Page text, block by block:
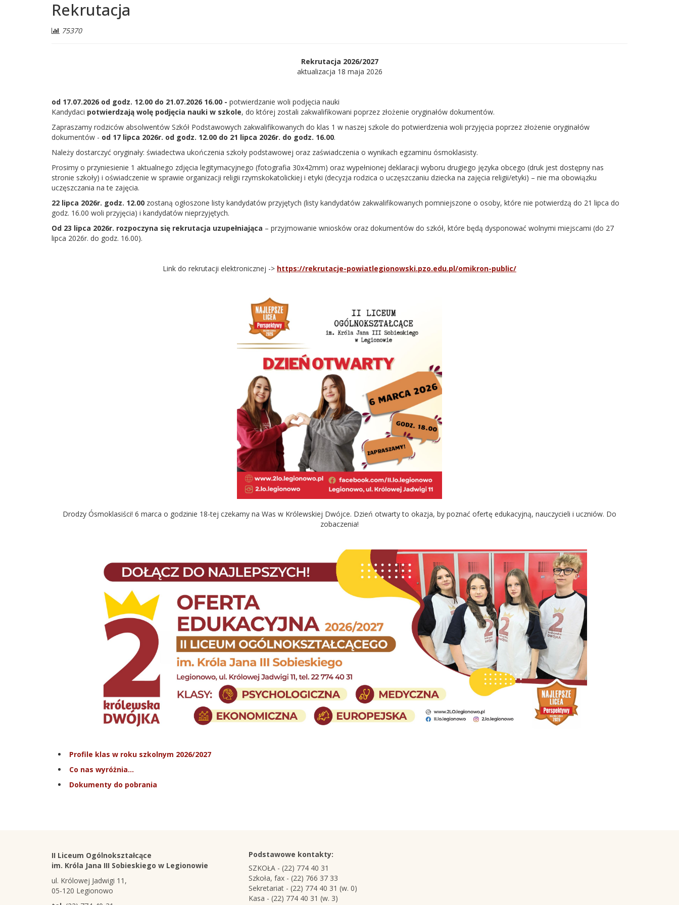
Rekrutacja
Liczba
75370
Rekrutacja 2026/2027
aktualizacja 18 maja 2026
od 17.07.2026 od godz. 12.00 do 21.07.2026 16.00 - potwierdzanie woli podjęcia nauki
Kandydaci potwierdzają wolę podjęcia nauki w szkole, do której zostali zakwalifikowani poprzez złożenie oryginałów dokumentów.
Zapraszamy rodziców absolwentów Szkół Podstawowych zakwalifikowanych do klas 1 w naszej szkole do potwierdzenia woli przyjęcia poprzez złożenie oryginałów
dokumentów - od 17 lipca 2026r. od godz. 12.00 do 21 lipca 2026r. do godz. 16.00.
Należy dostarczyć oryginały: świadectwa ukończenia szkoły podstawowej oraz zaświadczenia o wynikach egzaminu ósmoklasisty.
Prosimy o przyniesienie 1 aktualnego zdjęcia legitymacyjnego (fotografia 30x42mm) oraz wypełnionej deklaracji wyboru drugiego języka obcego (druk jest dostępny nas
stronie szkoły) i oświadczenie w sprawie organizacji religii rzymskokatolickiej i etyki (decyzja rodzica o uczęszczaniu dziecka na zajęcia religii/etyki) – nie ma obowiązku
uczęszczania na te zajęcia.
22 lipca 2026r. godz. 12.00 zostaną ogłoszone listy kandydatów przyjętych (listy kandydatów zakwalifikowanych pomniejszone o osoby, które nie potwierdzą do 21 lipca do
godz. 16.00 woli przyjęcia) i kandydatów nieprzyjętych.
Od 23 lipca 2026r. rozpoczyna się rekrutacja uzupełniająca – przyjmowanie wniosków oraz dokumentów do szkół, które będą dysponować wolnymi miejscami (do 27
lipca 2026r. do godz. 16.00).
Link do rekrutacji elektronicznej -> https://rekrutacje-powiatlegionowski.pzo.edu.pl/omikron-public/
Drodzy Ósmoklasiści! 6 marca o godzinie 18-tej czekamy na Was w Królewskiej Dwójce. Dzień otwarty to okazja, by poznać ofertę edukacyjną, nauczycieli i uczniów. Do
zobaczenia!
Profile klas w roku szkolnym 2026/2027
Co nas wyróżnia...
Dokumenty do pobrania
Adres
szkoły
II Liceum Ogólnokształcące
im. Króla Jana III Sobieskiego w Legionowie
ul. Królowej Jadwigi 11,
05-120 Legionowo
Podstawowe kontakty:
SZKOŁA - (22) 774 40 31
Szkoła, fax - (22) 766 37 33
Sekretariat - (22) 774 40 31 (w. 0)
Kasa - (22) 774 40 31 (w. 3)